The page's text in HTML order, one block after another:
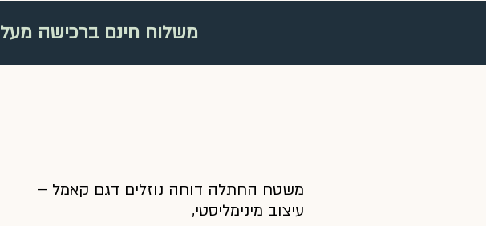
משלוח חינם ברכישה מעל 299 ש"ח | מתנה קטנה מאיתנו בכל רכישה
משטח החתלה דוחה נוזלים דגם קאמל –
עיצוב מינימליסטי,
משלוח חינם ברכישה מעל 299 ש"ח WEEKEND SALE